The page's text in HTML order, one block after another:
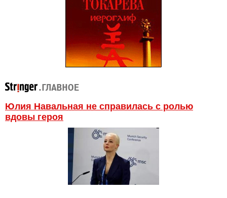
Юлия Навальная не справилась с ролью
вдовы героя